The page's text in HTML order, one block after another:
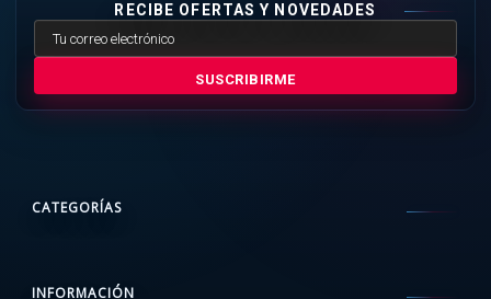
RECIBE OFERTAS Y NOVEDADES
SUSCRIBIRME
CATEGORÍAS
INFORMACIÓN